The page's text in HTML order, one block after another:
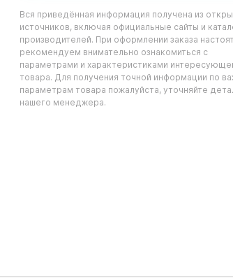
Вся приведённая информация получена из
источников, включая официальные сайты и
производителей. При оформлении заказа
рекомендуем внимательно ознакомиться с
параметрами и характеристиками
товара. Для получения точной информации по
параметрам товара пожалуйста, уточняйте
нашего менеджера.